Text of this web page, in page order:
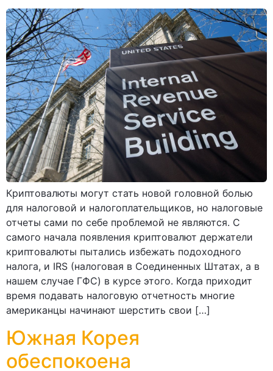
Криптовалюты могут стать новой головной болью
для налоговой и налогоплательщиков, но налоговые
отчеты сами по себе проблемой не являются. С
самого начала появления криптовалют держатели
криптовалюты пытались избежать подоходного
налога, и IRS (налоговая в Соединенных Штатах, а в
нашем случае ГФС) в курсе этого. Когда приходит
время подавать налоговую отчетность многие
американцы начинают шерстить свои […]
Южная Корея
обеспокоена